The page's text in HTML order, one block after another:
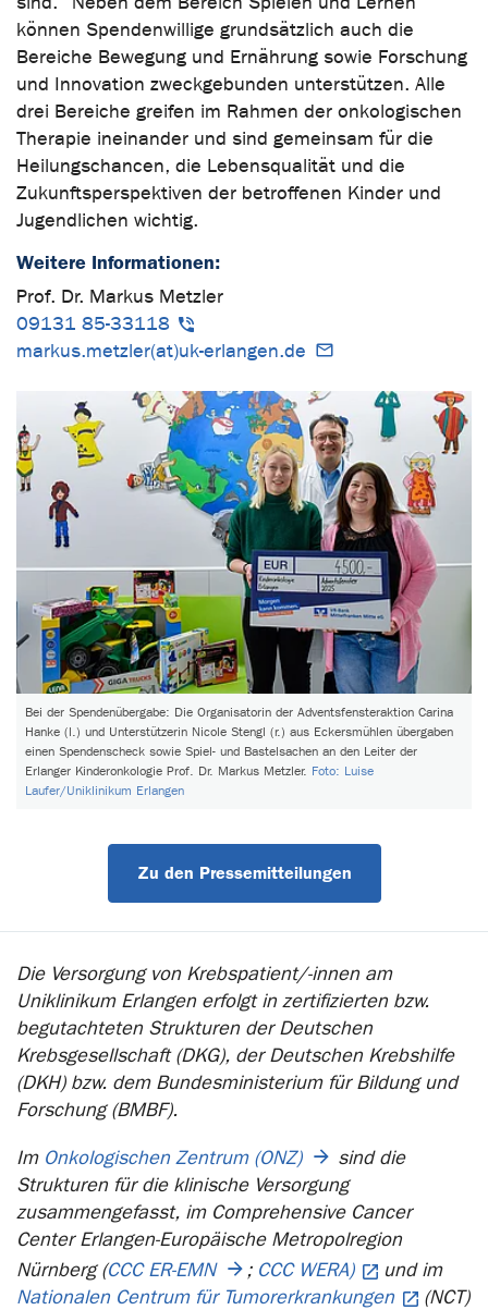
können Spendenwillige grundsätzlich auch die
Bereiche Bewegung und Ernährung sowie Forschung
und Innovation zweckgebunden unterstützen. Alle
drei Bereiche greifen im Rahmen der onkologischen
Therapie ineinander und sind gemeinsam für die
Heilungschancen, die Lebensqualität und die
Zukunftsperspektiven der betroffenen Kinder und
Jugendlichen wichtig.
Weitere Informationen:
Prof. Dr. Markus Metzler
09131 85-33118
markus.metzler(at)uk-erlangen.de
Bei der Spendenübergabe: Die Organisatorin der Adventsfensteraktion Carina
Hanke (l.) und Unterstützerin Nicole Stengl (r.) aus Eckersmühlen übergaben
einen Spendenscheck sowie Spiel- und Bastelsachen an den Leiter der
Erlanger Kinderonkologie Prof. Dr. Markus Metzler. Foto: Luise
Laufer/Uniklinikum Erlangen
Zu den Pressemitteilungen
Die Versorgung von Krebspatient/-innen am
Uniklinikum Erlangen erfolgt in zertifizierten bzw.
begutachteten Strukturen der Deutschen
Krebsgesellschaft (DKG), der Deutschen Krebshilfe
(DKH) bzw. dem Bundesministerium für Bildung und
Forschung (BMBF).
Im Onkologischen Zentrum (ONZ)
sind die
Strukturen für die klinische Versorgung
zusammengefasst, im Comprehensive Cancer
Center Erlangen-Europäische Metropolregion
Nürnberg (CCC ER-EMN ; CCC WERA)
und im
Nationalen Centrum für Tumorerkrankungen
(NCT)